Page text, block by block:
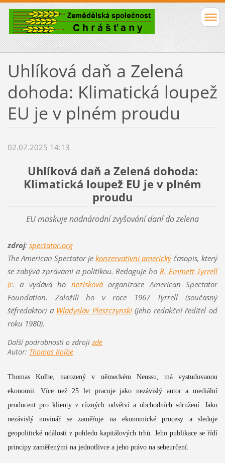
Uhlíková daň a Zelená
dohoda: Klimatická loupež
EU je v plném proudu
02.07.2025 14:13
Uhlíková daň a Zelená dohoda:
Klimatická loupež EU je v plném
proudu
EU maskuje nadnárodní zvyšování daní do zelena
zdroj: spectator.org
The American Spectator jekonzervativní americkýčasopis, který
se zabývá zprávami a politikou. Redaguje hoR. Emmett Tyrrell
Jr. a vydává ho neziskováorganizace American Spectator
Foundation. Založili ho v roce 1967 Tyrrell (současný
šéfredaktor) a Wladyslav Pleszczynski(jeho redakční ředitel od
roku 1980).
Další podrobnosti o zdrojizde
Autor: Thomas Kolbe
Thomas Kolbe, narozený v německém Neussu, má vystudovanou
ekonomii. Více než 25 let pracuje jako nezávislý autor a mediální
producent pro klienty z různých odvětví a obchodních sdružení. Jako
nezávislý novinář se zaměřuje na ekonomické procesy a sleduje
geopolitické události z pohledu kapitálových trhů. Jeho publikace se řídí
principy zaměřenými na jednotlivce a jeho právo na sebeurčení.